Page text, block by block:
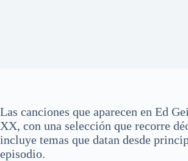
Las canciones que aparecen en Ed
XX, con una selección que recorre
incluye temas que datan desde
episodio.